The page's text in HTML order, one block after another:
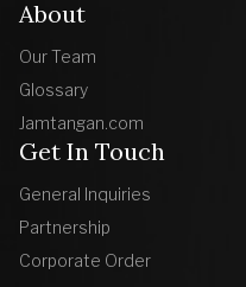
About
Our Team
Glossary
Jamtangan.com
Get In Touch
General Inquiries
Partnership
Corporate Order